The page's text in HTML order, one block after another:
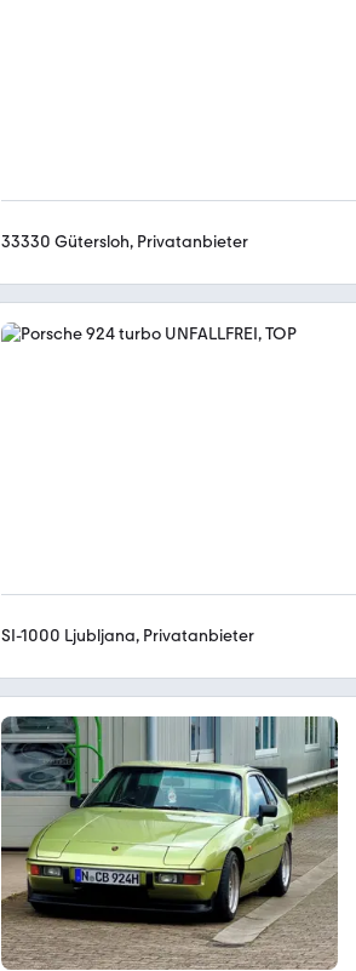
33330 Gütersloh, Privatanbieter
SI-1000 Ljubljana, Privatanbieter